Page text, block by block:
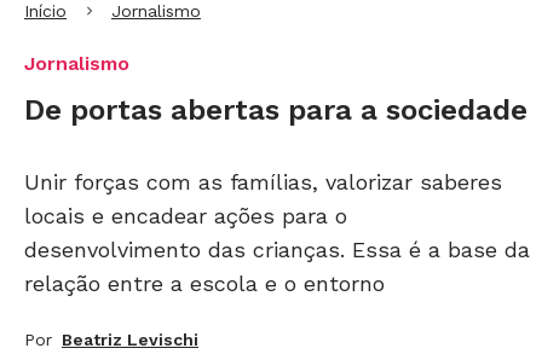
Início Jornalismo
Jornalismo
De portas abertas para a sociedade
Unir forças com as famílias, valorizar saberes
locais e encadear ações para o
desenvolvimento das crianças. Essa é a base da
relação entre a escola e o entorno
Por Beatriz Levischi